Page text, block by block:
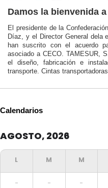
Damos la bienvenida
El presidente de la
Díaz, y el Director General dela
han suscrito con el acuerdo
asociado a CECO. TAMESUR,
el diseño, fabricación e
transporte. Cintas
Calendarios
AGOSTO, 2026
- - -